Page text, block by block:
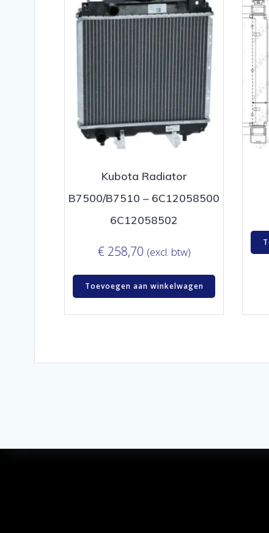
Kubota Radiator
B7500/B7510 – 6C12058500
6C12058502
€ 258,70 (excl. btw)
Toevoegen aan winkelwagen